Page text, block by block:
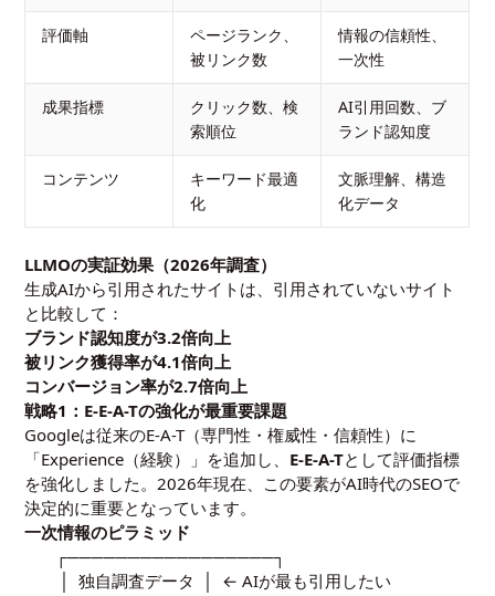
評価軸
ページランク、
被リンク数
情報の信頼性、
一次性
成果指標
クリック数、検
索順位
AI引用回数、ブ
ランド認知度
コンテンツ
キーワード最適
化
文脈理解、構造
化データ
LLMOの実証効果（2026年調査）
生成AIから引用されたサイトは、引用されていないサイト
と比較して：
ブランド認知度が3.2倍向上
被リンク獲得率が4.1倍向上
コンバージョン率が2.7倍向上
戦略1：E-E-A-Tの強化が最重要課題
Googleは従来のE-A-T（専門性・権威性・信頼性）に
「Experience（経験）」を追加し、 E-E-A-Tとして評価指標
を強化しました。2026年現在、この要素がAI時代のSEOで
決定的に重要となっています。
一次情報のピラミッド
┌─────────────────┐
│ 独自調査データ │ ← AIが最も引用したい